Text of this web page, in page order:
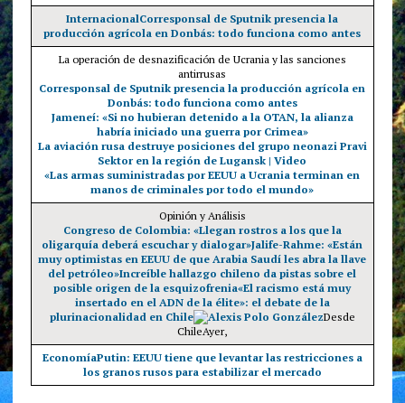
InternacionalCorresponsal de Sputnik presencia la
producción agrícola en Donbás: todo funciona como antes
La operación de desnazificación de Ucrania y las sanciones
antirrusas
Corresponsal de Sputnik presencia la producción agrícola en
Donbás: todo funciona como antes
Jameneí: «Si no hubieran detenido a la OTAN, la alianza
habría iniciado una guerra por Crimea»
La aviación rusa destruye posiciones del grupo neonazi Pravi
Sektor en la región de Lugansk | Video
«Las armas suministradas por EEUU a Ucrania terminan en
manos de criminales por todo el mundo»
Opinión y Análisis
Congreso de Colombia: «Llegan rostros a los que la
oligarquía deberá escuchar y dialogar»Jalife-Rahme: «Están
muy optimistas en EEUU de que Arabia Saudí les abra la llave
del petróleo»Increíble hallazgo chileno da pistas sobre el
posible origen de la esquizofrenia«El racismo está muy
insertado en el ADN de la élite»: el debate de la
plurinacionalidad en Chile
Alexis Polo GonzálezDesde
ChileAyer,
EconomíaPutin: EEUU tiene que levantar las restricciones a
los granos rusos para estabilizar el mercado